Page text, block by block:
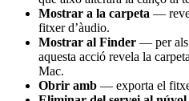
Mostrar a la carpeta —
fitxer d’àudio.
Mostrar al Finder — per als
aquesta acció revela la
Mac.
Obrir amb — exporta el